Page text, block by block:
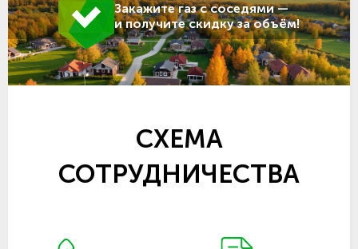
Закажите газ с соседями —
и получите скидку за объём!
СХЕМА
СОТРУДНИЧЕСТВА